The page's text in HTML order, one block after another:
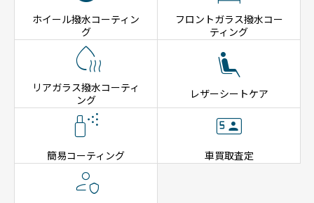
ホイール撥水コーティン
グ
フロントガラス撥水コー
ティング

リアガラス撥水コーティ
ング

レザーシートケア

簡易コーティング

車買取査定
